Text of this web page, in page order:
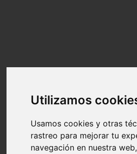
Utilizamos
Usamos cookies y otras
rastreo para mejorar tu
navegación en nuestra